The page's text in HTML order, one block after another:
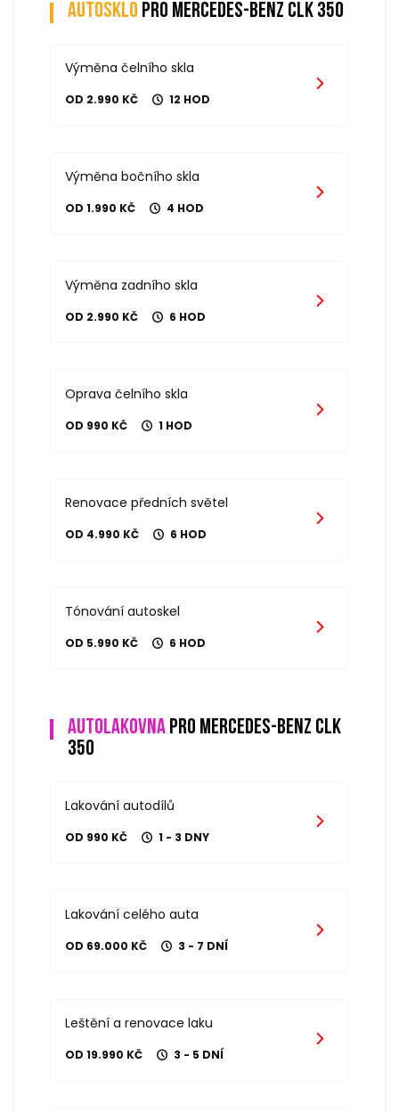
Autosklo pro mercedes-benz clk 350
Výměna čelního skla
OD 2.990 KČ 12 HOD
Výměna bočního skla
OD 1.990 KČ 4 HOD
Výměna zadního skla
OD 2.990 KČ 6 HOD
Oprava čelního skla
OD 990 KČ 1 HOD
Renovace předních světel
OD 4.990 KČ 6 HOD
Tónování autoskel
OD 5.990 KČ 6 HOD
Autolakovna pro mercedes-benz clk
350
Lakování autodílů
OD 990 KČ 1 - 3 DNY
Lakování celého auta
OD 69.000 KČ 3 - 7 DNÍ
Leštění a renovace laku
OD 19.990 KČ 3 - 5 DNÍ